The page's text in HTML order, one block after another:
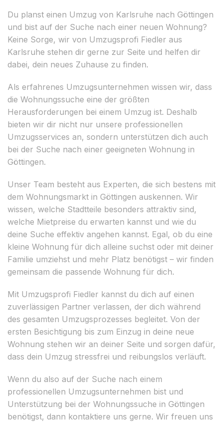
Du planst einen Umzug von Karlsruhe nach Göttingen
und bist auf der Suche nach einer neuen Wohnung?
Keine Sorge, wir von Umzugsprofi Fiedler aus
Karlsruhe stehen dir gerne zur Seite und helfen dir
dabei, dein neues Zuhause zu finden.
Als erfahrenes Umzugsunternehmen wissen wir, dass
die Wohnungssuche eine der größten
Herausforderungen bei einem Umzug ist. Deshalb
bieten wir dir nicht nur unsere professionellen
Umzugsservices an, sondern unterstützen dich auch
bei der Suche nach einer geeigneten Wohnung in
Göttingen.
Unser Team besteht aus Experten, die sich bestens mit
dem Wohnungsmarkt in Göttingen auskennen. Wir
wissen, welche Stadtteile besonders attraktiv sind,
welche Mietpreise du erwarten kannst und wie du
deine Suche effektiv angehen kannst. Egal, ob du eine
kleine Wohnung für dich alleine suchst oder mit deiner
Familie umziehst und mehr Platz benötigst – wir finden
gemeinsam die passende Wohnung für dich.
Mit Umzugsprofi Fiedler kannst du dich auf einen
zuverlässigen Partner verlassen, der dich während
des gesamten Umzugsprozesses begleitet. Von der
ersten Besichtigung bis zum Einzug in deine neue
Wohnung stehen wir an deiner Seite und sorgen dafür,
dass dein Umzug stressfrei und reibungslos verläuft.
Wenn du also auf der Suche nach einem
professionellen Umzugsunternehmen bist und
Unterstützung bei der Wohnungssuche in Göttingen
benötigst, dann kontaktiere uns gerne. Wir freuen uns